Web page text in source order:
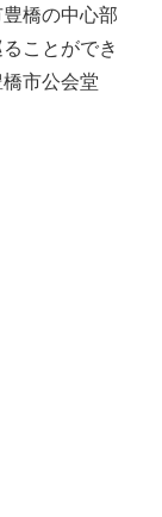
橋の中心部
ことができ
市公会堂